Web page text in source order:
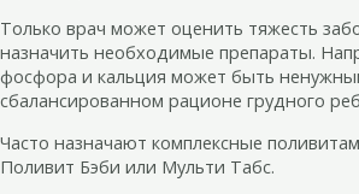
Только врач может оценить тяжесть
назначить необходимые препараты.
фосфора и кальция может быть
сбалансированном рационе грудного
Часто назначают комплексные
Поливит Бэби или Мульти Табс.